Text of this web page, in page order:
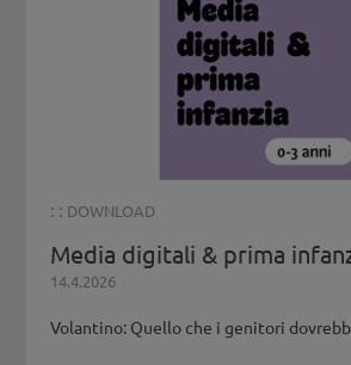
: : DOWNLOAD
Media digitali & prima
14.4.2026
Volantino: Quello che i genitori